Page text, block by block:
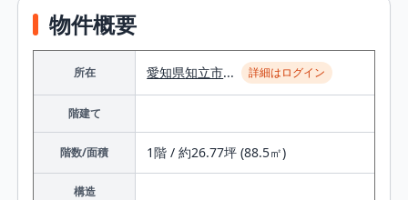
物件概要
所在 愛知県知立市... 詳細はログイン
階建て
階数/面積 1階 / 約26.77坪 (88.5㎡)
構造